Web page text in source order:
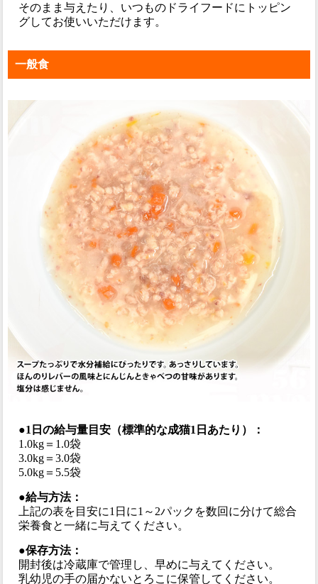
そのまま与えたり、いつものドライフードにトッピン
グしてお使いいただけます。
一般食
●1日の給与量目安（標準的な成猫1日あたり）：
1.0kg＝1.0袋
3.0kg＝3.0袋
5.0kg＝5.5袋
●給与方法：
上記の表を目安に1日に1～2パックを数回に分けて総合
栄養食と一緒に与えてください。
●保存方法：
開封後は冷蔵庫で管理し、早めに与えてください。
乳幼児の手の届かないとろこに保管してください。